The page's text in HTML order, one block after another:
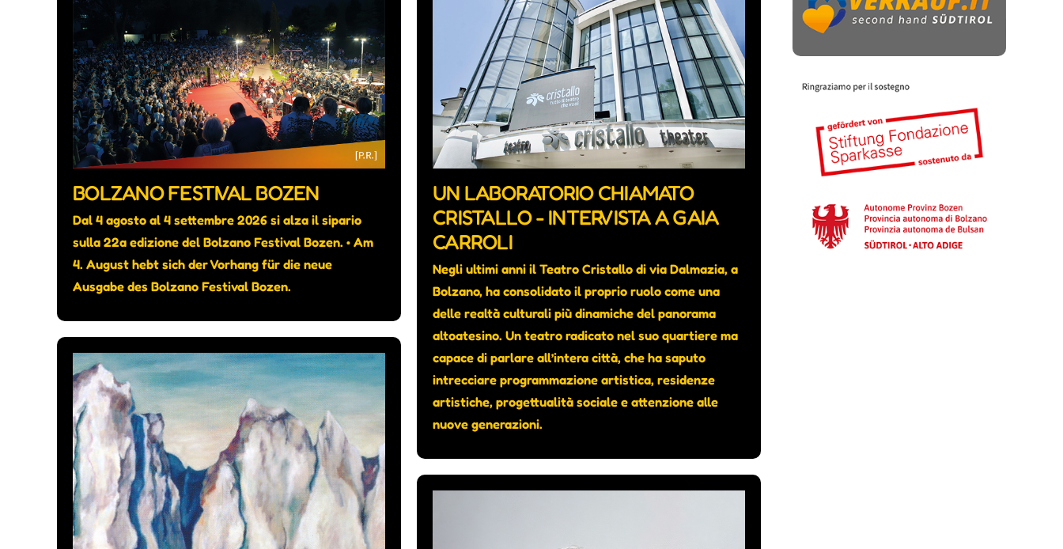
BOLZANO FESTIVAL BOZEN
Dal 4 agosto al 4 settembre 2026 si alza il sipario
sulla 22a edizione del Bolzano Festival Bozen. • Am
4. August hebt sich der Vorhang für die neue
Ausgabe des Bolzano Festival Bozen.
UN LABORATORIO CHIAMATO
CRISTALLO - INTERVISTA A GAIA
CARROLI
Negli ultimi anni il Teatro Cristallo di via Dalmazia, a
Bolzano, ha consolidato il proprio ruolo come una
delle realtà culturali più dinamiche del panorama
altoatesino. Un teatro radicato nel suo quartiere ma
capace di parlare all’intera città, che ha saputo
intrecciare programmazione artistica, residenze
artistiche, progettualità sociale e attenzione alle
nuove generazioni.